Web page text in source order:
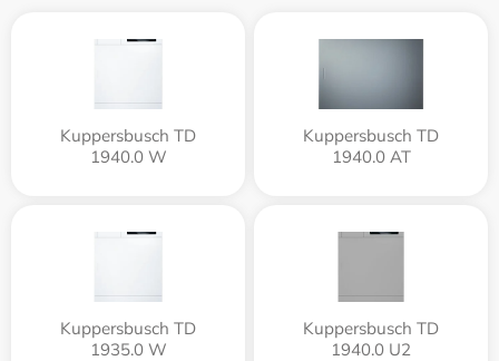
Kuppersbusch TD
1940.0 W
Kuppersbusch TD
1940.0 AT
Kuppersbusch TD
1935.0 W
Kuppersbusch TD
1940.0 U2